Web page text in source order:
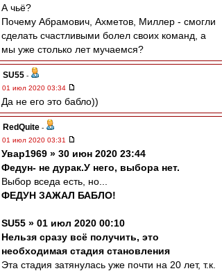
А чьё?
Почему Абрамович, Ахметов, Миллер - смогли
сделать счастливыми болел своих команд, а
мы уже столько лет мучаемся?
SU55 -
01 июл 2020 03:34
Да не его это бабло))
RedQuite -
01 июл 2020 03:31
Увар1969 » 30 июн 2020 23:44
Федун- не дурак.У него, выбора нет.
Выбор вседа есть, но...
ФЕДУН ЗАЖАЛ БАБЛО!
SU55 » 01 июл 2020 00:10
Нельзя сразу всë получить, это
необходимая стадия становления
Эта стадия затянулась уже почти на 20 лет, т.к.